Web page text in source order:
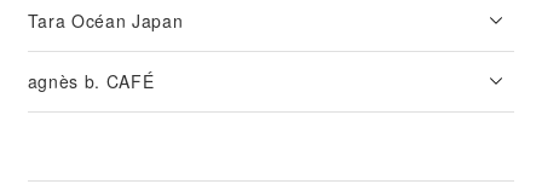
Tara Océan Japan
agnès b. CAFÉ